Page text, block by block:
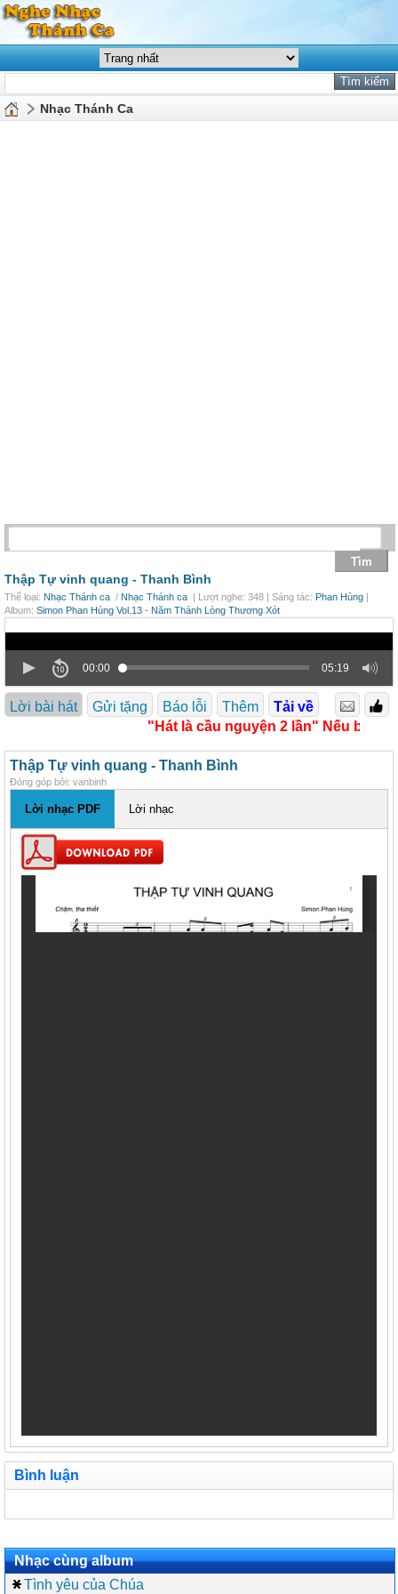
Nhạc Thánh Ca
Thập Tự vinh quang - Thanh Bình
Thể loại: Nhạc Thánh ca / Nhạc Thánh ca | Lượt nghe: 348 | Sáng tác: Phan Hùng |
Album: Simon Phan Hùng Vol.13 - Năm Thánh Lòng Thương Xót
00:00 05:19
Lời bài hát Gửi tặng Báo lỗi Thêm
Tải về
"Hát là cầu nguyện 2 lần" Nếu bài
Thập Tự vinh quang - Thanh Bình
Đóng góp bởi: vanbinh
Lời nhạc PDF Lời nhạc
Bình luận
Nhạc cùng album
Tình yêu của Chúa